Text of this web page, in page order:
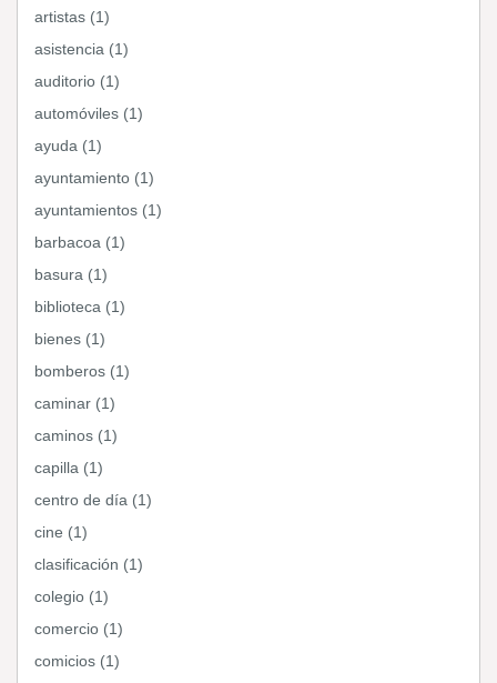
artistas (1)
asistencia (1)
auditorio (1)
automóviles (1)
ayuda (1)
ayuntamiento (1)
ayuntamientos (1)
barbacoa (1)
basura (1)
biblioteca (1)
bienes (1)
bomberos (1)
caminar (1)
caminos (1)
capilla (1)
centro de día (1)
cine (1)
clasificación (1)
colegio (1)
comercio (1)
comicios (1)